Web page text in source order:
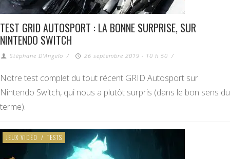
TEST GRID AUTOSPORT : LA BONNE SURPRISE, SUR
NINTENDO SWITCH
Stéphane D'Angelo / 26 septembre 2019 - 10 h 50 /
Notre test complet du tout récent GRID Autosport sur
Nintendo Switch, qui nous a plutôt surpris (dans le bon sens du
terme).
JEUX VIDÉO / TESTS